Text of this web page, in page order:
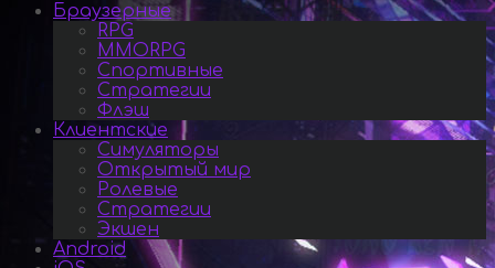
Браузерные
RPG
MMORPG
Спортивные
Стратегии
Флэш
Клиентские
Симуляторы
Открытый мир
Ролевые
Стратегии
Экшен
Android